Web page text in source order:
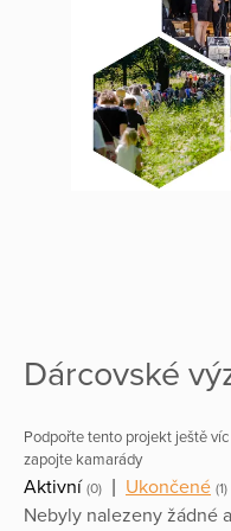
Dárcovské
Podpořte tento projekt ještě víc
zapojte kamarády
Aktivní (0) Ukončené (1)
Nebyly nalezeny žádné